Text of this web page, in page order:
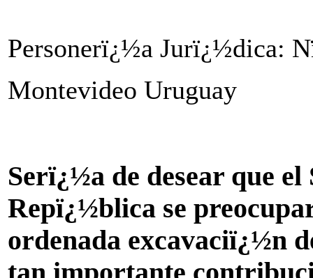
Personerï¿½a Jurï¿½dica:
Montevideo Uruguay
Serï¿½a de desear que
Repï¿½blica se
ordenada excavaciï¿½n